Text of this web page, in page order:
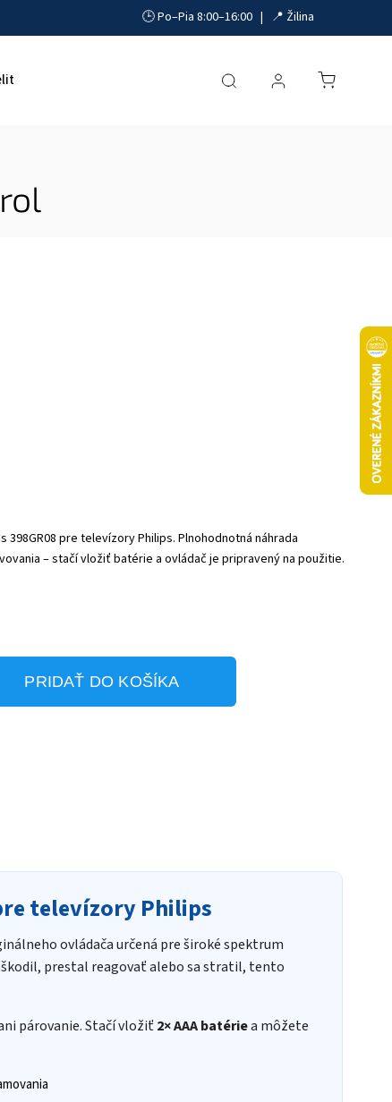
🕒 Po–Pia 8:00–16:00 | 📍 Žilina
Akumulátory, UPS a zdroje Parkovacie systémy
398GR08 pre televízory Philips. Plnohodnotná náhrada
– stačí vložiť batérie a ovládač je pripravený na použitie.
PRIDAŤ DO KOŠÍKA
televízory Philips
ovládača určená pre široké spektrum
prestal reagovať alebo sa stratil, tento
párovanie. Stačí vložiť2× AAA batériea môžete